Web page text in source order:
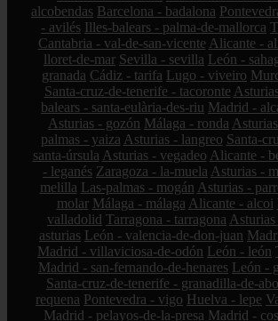
alcobendas Barcelona - badalona
- avilés Illes-balears - palma-de-mallorca
Cantabria - val-de-san-vicente Alicante -
lloret-de-mar Sevilla - sevilla León -
granada Cádiz - tarifa Lugo - viveiro
Santa-cruz-de-tenerife - tacoronte
balears - santa-eulària-des-riu Madrid -
Asturias - gozón Málaga - ronda
palmas - yaiza Asturias - langreo Santa-
santa-úrsula Asturias - vegadeo Alicante -
- leganés Zaragoza - la-muela Asturias -
melilla Las-palmas - mogán Asturias -
molar Málaga - málaga Alicante - alcoi
valladolid Tarragona - tarragona
asturias León - valencia-de-don-juan
Madrid - villaviciosa-de-odón León - león
Madrid - san-fernando-de-henares León -
Santa-cruz-de-tenerife - granadilla-de-
requena Pontevedra - vigo Huelva - lepe
Madrid - pelayos-de-la-presa Madrid -